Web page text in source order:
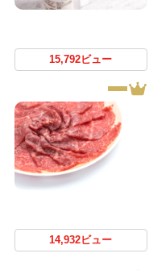
15,792ビュー
14,932ビュー